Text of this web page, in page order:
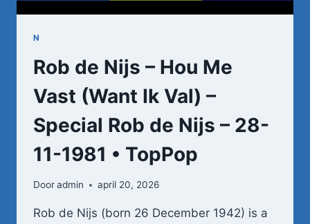
N
Rob de Nijs – Hou Me
Vast (Want Ik Val) –
Special Rob de Nijs – 28-
11-1981 • TopPop
Dooradmin april 20, 2026
Rob de Nijs (born 26 December 1942) is a